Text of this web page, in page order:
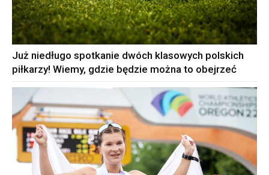
Już niedługo spotkanie dwóch klasowych polskich
piłkarzy! Wiemy, gdzie będzie można to obejrzeć